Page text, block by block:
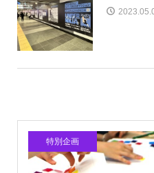
特別企画